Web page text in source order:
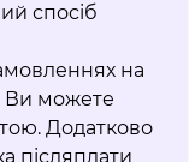
спосіб
на
Ви можете
Додатково
післяплати